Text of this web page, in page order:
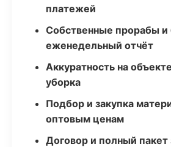
платежей
Собственные прорабы и
еженедельный отчёт
Аккуратность на
уборка
Подбор и закупка
оптовым ценам
Договор и полный